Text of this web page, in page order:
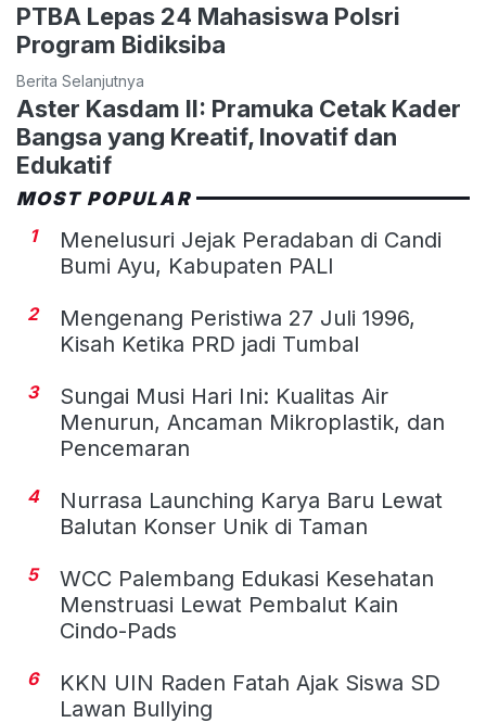
PTBA Lepas 24 Mahasiswa Polsri
Program Bidiksiba
Berita Selanjutnya
Aster Kasdam II: Pramuka Cetak Kader
Bangsa yang Kreatif, Inovatif dan
Edukatif
MOST POPULAR
1
Menelusuri Jejak Peradaban di Candi
Bumi Ayu, Kabupaten PALI
2
Mengenang Peristiwa 27 Juli 1996,
Kisah Ketika PRD jadi Tumbal
3
Sungai Musi Hari Ini: Kualitas Air
Menurun, Ancaman Mikroplastik, dan
Pencemaran
4
Nurrasa Launching Karya Baru Lewat
Balutan Konser Unik di Taman
5
WCC Palembang Edukasi Kesehatan
Menstruasi Lewat Pembalut Kain
Cindo-Pads
6
KKN UIN Raden Fatah Ajak Siswa SD
Lawan Bullying